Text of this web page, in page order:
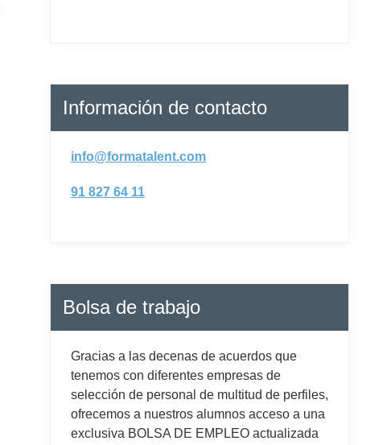
Información de contacto
info@formatalent.com
91 827 64 11
Bolsa de trabajo
Gracias a las decenas de acuerdos que
tenemos con diferentes empresas de
selección de personal de multitud de perfiles,
ofrecemos a nuestros alumnos acceso a una
exclusiva BOLSA DE EMPLEO actualizada